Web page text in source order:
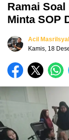
Ramai Soal
Minta SOP
Acil
Kamis, 18